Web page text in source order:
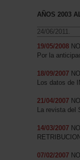
AÑOS 2003
24/06/2011.
19/05/2008
Por la
18/09/2007
Los datos de
21/04/2007
La revista del
14/03/2007
07/02/2007